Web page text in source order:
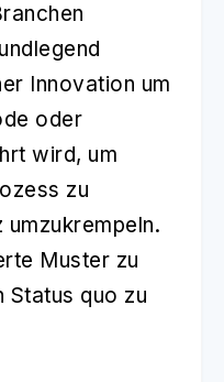
Innovation um
oder
wird, um
zu
Muster zu
Status quo zu